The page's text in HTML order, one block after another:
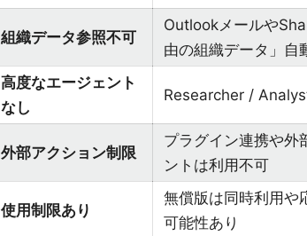
組織データ参照不可
Outlookメールや
由の組織データ」自
高度なエージェント
なし
Researcher /
外部アクション制限
プラグイン連携や外
ントは利用不可
使用制限あり
無償版は同時利用や
可能性あり